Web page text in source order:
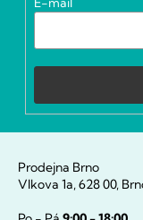
Prodejna Brno
Vlkova 1a, 628 00,